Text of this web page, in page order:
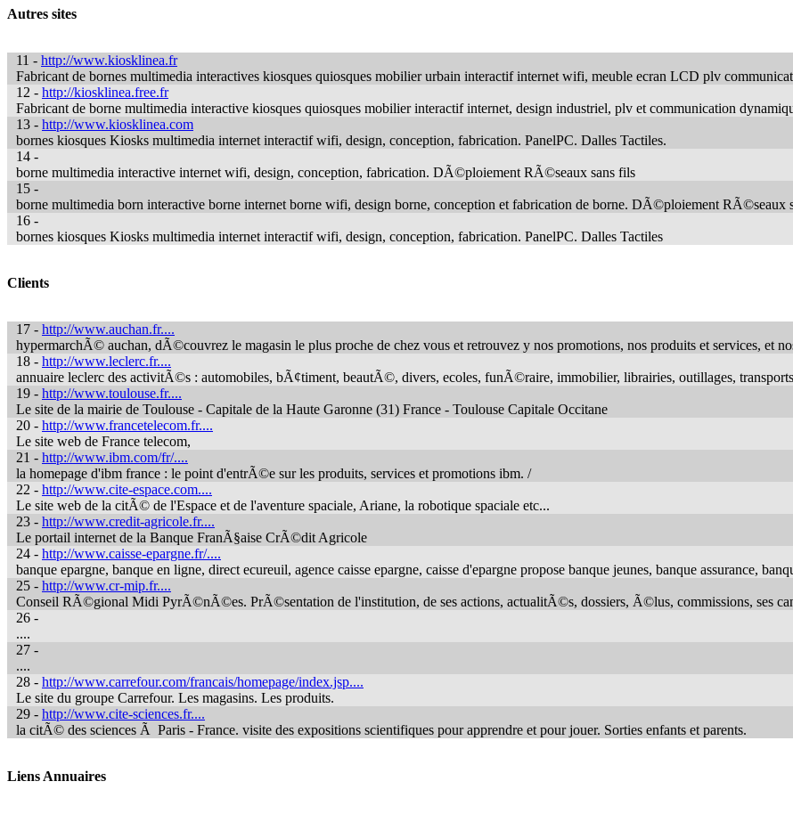
Autres sites
11 - http://www.kiosklinea.fr
Fabricant de bornes multimedia interactives kiosques quiosques mobilier urbain interactif internet wifi, meuble ecran LCD plv
12 - http://kiosklinea.free.fr
Fabricant de borne multimedia interactive kiosques quiosques mobilier interactif internet, design industriel, plv et communication
13 - http://www.kiosklinea.com
bornes kiosques Kiosks multimedia internet interactif wifi, design, conception, fabrication. PanelPC. Dalles Tactiles.
14 -
borne multimedia interactive internet wifi, design, conception, fabrication. DÃ©ploiement RÃ©seaux sans fils
15 -
borne multimedia born interactive borne internet borne wifi, design borne, conception et fabrication de borne. DÃ©ploiement RÃ©seaux
16 -
bornes kiosques Kiosks multimedia internet interactif wifi, design, conception, fabrication. PanelPC. Dalles Tactiles
Clients
17 - http://www.auchan.fr....
hypermarchÃ© auchan, dÃ©couvrez le magasin le plus proche de chez vous et retrouvez y nos promotions, nos produits et services, et
18 - http://www.leclerc.fr....
annuaire leclerc des activitÃ©s : automobiles, bÃ¢timent, beautÃ©, divers, ecoles, funÃ©raire, immobilier, librairies, outillages,
19 - http://www.toulouse.fr....
Le site de la mairie de Toulouse - Capitale de la Haute Garonne (31) France - Toulouse Capitale Occitane
20 - http://www.francetelecom.fr....
Le site web de France telecom,
21 - http://www.ibm.com/fr/....
la homepage d'ibm france : le point d'entrÃ©e sur les produits, services et promotions ibm. /
22 - http://www.cite-espace.com....
Le site web de la citÃ© de l'Espace et de l'aventure spaciale, Ariane, la robotique spaciale etc...
23 - http://www.credit-agricole.fr....
Le portail internet de la Banque FranÃ§aise CrÃ©dit Agricole
24 - http://www.caisse-epargne.fr/....
banque epargne, banque en ligne, direct ecureuil, agence caisse epargne, caisse d'epargne propose banque jeunes, banque assurance,
25 - http://www.cr-mip.fr....
Conseil RÃ©gional Midi PyrÃ©nÃ©es. PrÃ©sentation de l'institution, de ses actions, actualitÃ©s, dossiers, Ã©lus, commissions, ses
26 -
....
27 -
....
28 - http://www.carrefour.com/francais/homepage/index.jsp....
Le site du groupe Carrefour. Les magasins. Les produits.
29 - http://www.cite-sciences.fr....
la citÃ© des sciences Ã Paris - France. visite des expositions scientifiques pour apprendre et pour jouer. Sorties enfants et parents.
Liens Annuaires